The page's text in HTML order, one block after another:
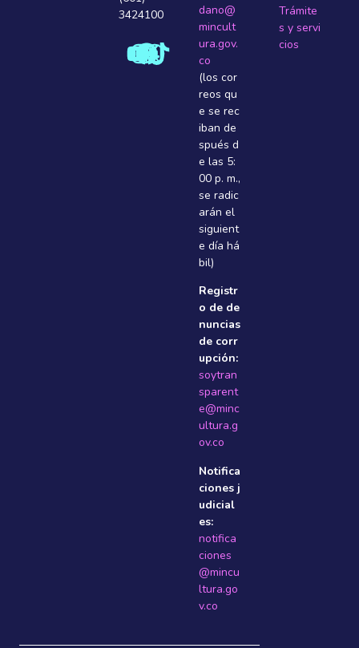
3424100
dano@
mincult
ura.gov.
co
(los cor
reos qu
e se rec
iban de
spués d
e las 5:
00 p. m.,
se radic
arán el
siguient
e dí­a há
bil)
Registr
o de de
nuncias
de corr
upción:
soytran
sparent
e@minc
ultura.g
ov.co
Notifica
ciones j
udicial
es:
notifica
ciones
@mincu
ltura.go
v.co
Trámite
s y servi
cios